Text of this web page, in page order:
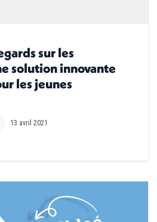
sur les
solution innovante
les jeunes
13 avril 2021